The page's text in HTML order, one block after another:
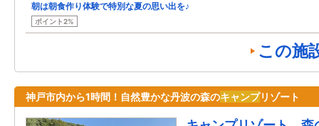
朝は朝食作り体験で特別な夏の思い出を♪
ポイント2%
この施
神戸市内から1時間！自然豊かな丹波の森のキャンプリゾート